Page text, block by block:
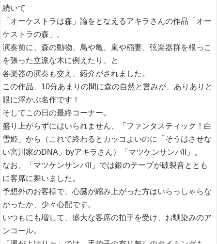
続いて
「オーケストラは森」論をとなえるアキラさんの作品「オー
ケストラの森」。
演奏前に、森の動物、鳥や亀、嵐や稲妻、弦楽器群を根っこ
を張った立派な木に例えたり、と
各楽器の演奏も交え、紹介がされました。
この作品、10分あまりの間に森の自然と営みが、ありありと
眼に浮かぶ名作です！
そしてこの日の最終コーナー。
盛り上がらずにはいられません、「ファンタスティック！白
雪姫」から（これで終わるとカッコよいのに「そうはさせな
い宮川家のDNA」byアキラさん）「マツケンサンバII」。
なお、「マツケンサンバII」では銀のテープが破裂音ととも
に客席に舞いました。
予想外のお客様で、心臓が縮み上がった方はいらっしゃらな
かったか、少々心配です。
いつもにも増して、盛大な客席の拍手を受け、お馴染みのア
ンコール。